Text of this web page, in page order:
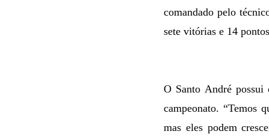
comandado pelo
sete vitórias e 14
O Santo André
campeonato. “Temos
mas eles podem